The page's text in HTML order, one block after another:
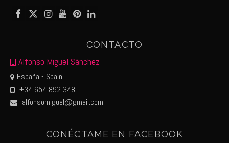
CONTACTO
Alfonso Miguel Sánchez
España - Spain
+34 654 892 348
alfonsomiguel@gmail.com
CONÉCTAME EN FACEBOOK